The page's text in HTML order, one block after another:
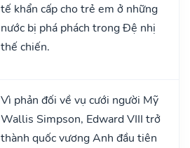
tế khẩn cấp cho trẻ em ở những
nước bị phá phách trong Đệ nhị
thế chiến.
Vì phản đối về vụ cưới người Mỹ
Wallis Simpson, Edward VIII trở
thành quốc vương Anh đầu tiên